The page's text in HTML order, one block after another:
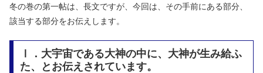
冬の巻の第一帖は、長文ですが、今回は、その手前にある部分、
該当する部分をお伝えします。
Ⅰ．大宇宙である大神の中に、大神が生み給ふ
た、とお伝えされています。